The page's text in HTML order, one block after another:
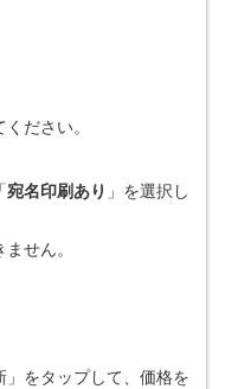
ださい。
宛名印刷あり 」を選択し
せん。
をタップして、価格を